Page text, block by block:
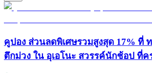
คูปอง ส่วนลดพิเศษรวมสูงสุด 17% ที่ ท
ตึกม่วง ใน อุเอโนะ สวรรค์นักช้อป ที่ค